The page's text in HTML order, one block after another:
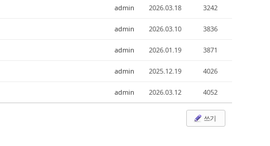
admin 2026.03.18 3242
admin 2026.03.10 3836
admin 2026.01.19 3871
admin 2025.12.19 4026
admin 2026.03.12 4052
쓰기